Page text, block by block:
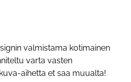
valmistama kotimainen
varta vasten
aihetta et saa muualta!